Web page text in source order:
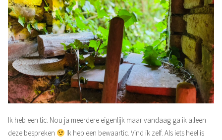
Ik heb een tic. Nou ja meerdere eigenlijk maar vandaag ga ik alleen
deze bespreken
Ik heb een bewaartic. Vind ik zelf. Als iets heel is